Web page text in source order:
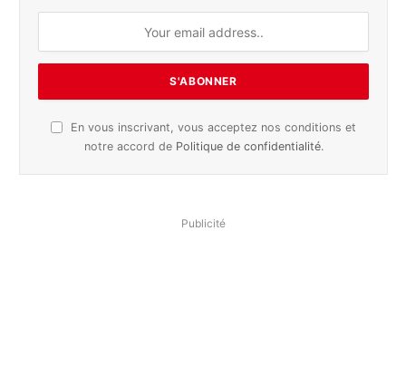
En vous inscrivant, vous acceptez nos conditions et
notre accord de Politique de confidentialité.
Publicité